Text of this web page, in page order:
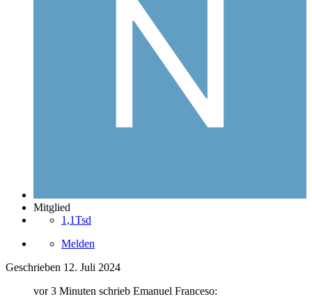
Mitglied
1,1Tsd
Melden
Geschrieben 12. Juli 2024
vor 3 Minuten schrieb Emanuel Franceso: